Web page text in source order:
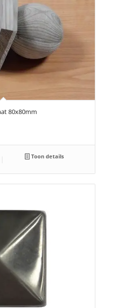
80x80mm
Toon details